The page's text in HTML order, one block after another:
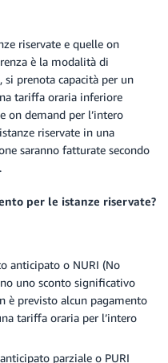
riservate e quelle on
è la modalità di
prenota capacità per un
tariffa oraria inferiore
on demand per l’intero
riservate in una
saranno fatturate secondo
per le istanze riservate?
anticipato o NURI (No
uno sconto significativo
è previsto alcun pagamento
tariffa oraria per l’intero
parziale o PURI